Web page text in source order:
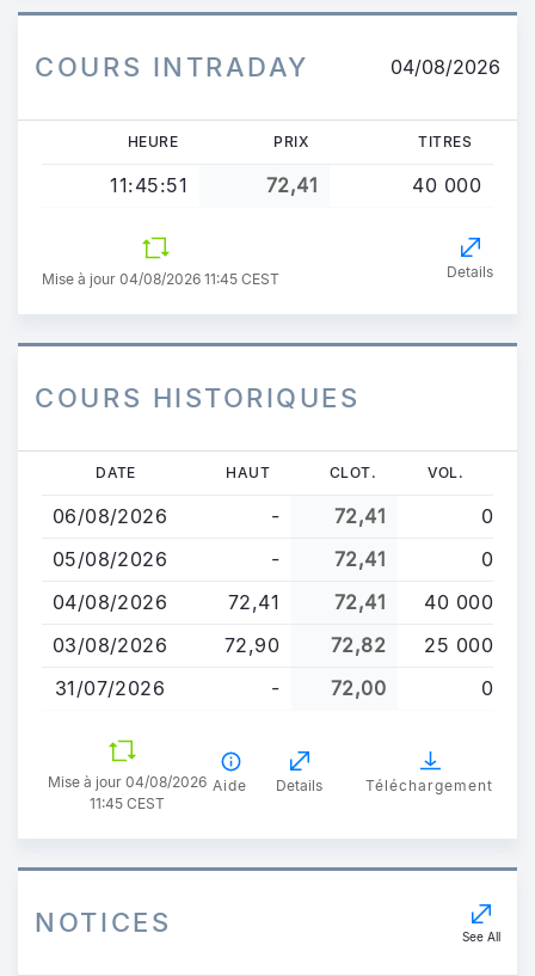
COURS INTRADAY 04/08/2026
HEURE PRIX TITRES
11:45:51 72,41 40 000
Mise à jour 04/08/2026 11:45 CEST Details
COURS HISTORIQUES
contenu
principal
DATE HAUT CLOT. VOL.
06/08/2026 - 72,41
0
05/08/2026
- 72,41
0
04/08/2026
72,41 72,41
40 000
03/08/2026
72,90 72,82
25 000
31/07/2026
- 72,00 0
Mise à jour 04/08/2026
11:45 CEST
Aide Details Téléchargement
NOTICES See All